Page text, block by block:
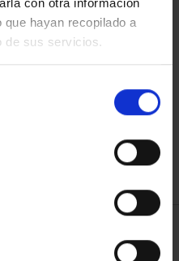
hayan recopilado a
de sus servicios.